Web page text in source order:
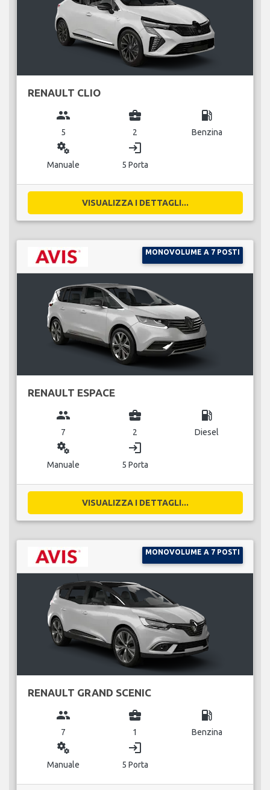
RENAULT CLIO
group
5
business_center
2
local_gas_station
Benzina
miscellaneous_services
Manuale
login
5 Porta
VISUALIZZA I DETTAGLI...
MONOVOLUME A 7 POSTI
RENAULT ESPACE
group
7
business_center
2
local_gas_station
Diesel
miscellaneous_services
Manuale
login
5 Porta
VISUALIZZA I DETTAGLI...
MONOVOLUME A 7 POSTI
RENAULT GRAND SCENIC
group
7
business_center
1
local_gas_station
Benzina
miscellaneous_services
Manuale
login
5 Porta